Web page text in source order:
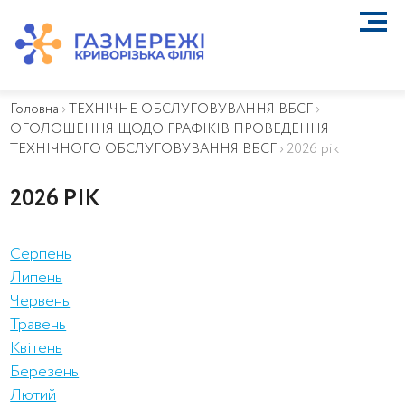
ПРО КОМПАНІЮ
ВАЖЛИВА ІНФОРМАЦІЯ
КОНТАКТИ
ПРИЄДНАННЯ
КГУ
ОСОБИСТИЙ КАБІНЕТ
Головна ›ТЕХНІЧНЕ ОБСЛУГОВУВАННЯ ВБСГ›
ОГОЛОШЕННЯ ЩОДО ГРАФІКІВ ПРОВЕДЕННЯ
ТЕХНІЧНОГО ОБСЛУГОВУВАННЯ ВБСГ› 2026 рік
2026 РІК
Серпень
Липень
Червень
Травень
Квітень
Березень
Лютий